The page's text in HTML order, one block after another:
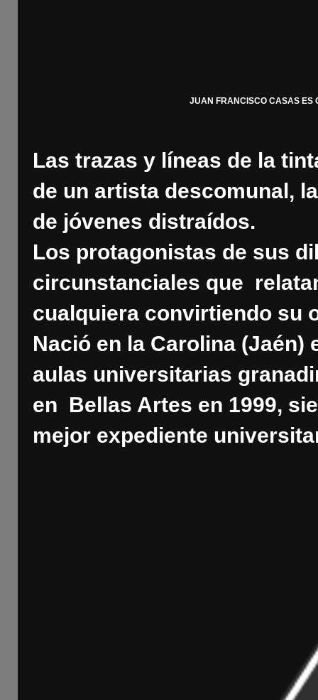
JUAN FRANCISCO CASAS ES
Las trazas y líneas de la
de un artista descomunal,
de jóvenes distraídos.
Los protagonistas de sus
circunstanciales que
cualquiera convirtiendo su
Nació en la Carolina (Jaén)
aulas universitarias
en Bellas Artes en 1999,
mejor expediente